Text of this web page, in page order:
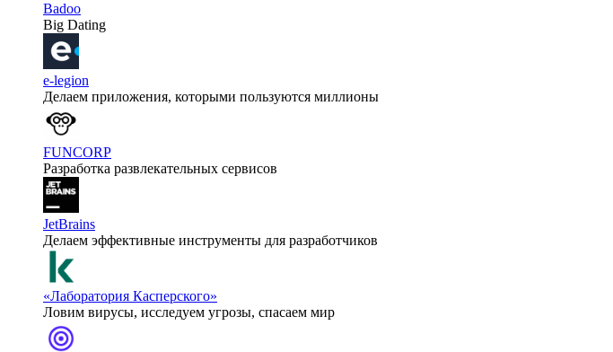
Badoo
Big Dating
e-legion
Делаем приложения, которыми пользуются миллионы
FUNCORP
Разработка развлекательных сервисов
JetBrains
Делаем эффективные инструменты для разработчиков
«Лаборатория Касперского»
Ловим вирусы, исследуем угрозы, спасаем мир